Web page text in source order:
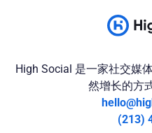
High Social 是一家社交媒
然增长的方
(213)